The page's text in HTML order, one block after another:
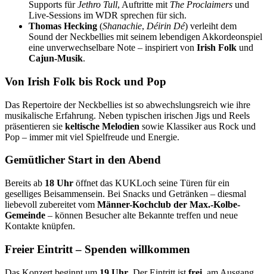
Supports fürJethro Tull, Auftritte mit The Proclaimers und
Live-Sessions im WDR sprechen für sich.
Thomas Hecking (Shanachie, Déirin Dé) verleiht dem
Sound der Neckbellies mit seinem lebendigen Akkordeonspiel
eine unverwechselbare Note – inspiriert von Irish Folk und
Cajun-Musik.
Von Irish Folk bis Rock und Pop
Das Repertoire der Neckbellies ist so abwechslungsreich wie ihre
musikalische Erfahrung. Neben typischen irischen Jigs und Reels
präsentieren sie keltische Melodien sowie Klassiker aus Rock und
Pop – immer mit viel Spielfreude und Energie.
Gemütlicher Start in den Abend
Bereits ab 18 Uhr öffnet das KUKLoch seine Türen für ein
geselliges Beisammensein. Bei Snacks und Getränken – diesmal
liebevoll zubereitet vom Männer-Kochclub der Max.-Kolbe-
Gemeinde – können Besucher alte Bekannte treffen und neue
Kontakte knüpfen.
Freier Eintritt – Spenden willkommen